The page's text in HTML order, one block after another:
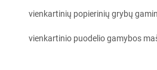
vienkartinių popierinių grybų
vienkartinio puodelio gamybos